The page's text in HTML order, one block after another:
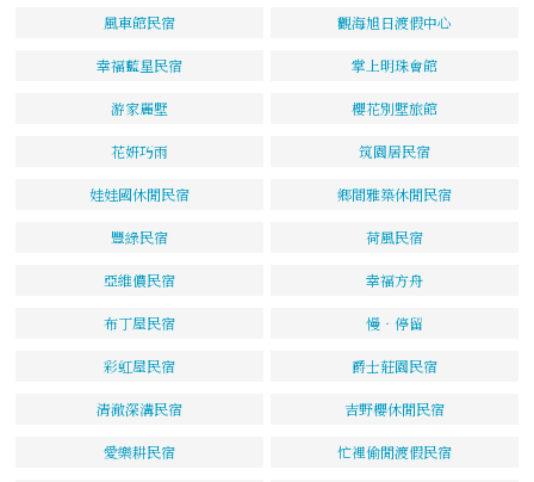
風車館民宿 觀海旭日渡假中心
幸福藍星民宿 掌上明珠會館
游家麗墅 櫻花別墅旅館
花姸巧雨 筑園居民宿
娃娃國休閒民宿 鄉間雅築休閒民宿
豐綠民宿 荷風民宿
亞維儂民宿 幸福方舟
布丁屋民宿 慢‧停留
彩虹屋民宿 爵士莊園民宿
清澈深溝民宿 吉野櫻休閒民宿
愛樂耕民宿 忙裡偷閒渡假民宿